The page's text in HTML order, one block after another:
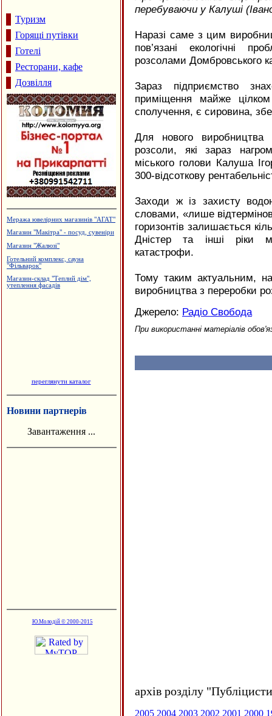
Туризм
Горящі путівки
Готелі
Ресторани, кафе
Дозвілля
"Вігор" - металопластикові вікна та
Ковальські майстерні Новосельських
Ковальська майстерня
переглянути каталог
Новини партнерів
Завантаження ...
Ю.Молодій © 2000-2015
перебуваючи у Калуші
Наразі саме з цим
пов’язані екологічні
розсолами Домбровського
Зараз підприємство
приміщення майже
сполучення, є сировина,
Для нового
розсоли, які зараз
міського голови Калуша
300-відсоткову
Заходи ж із захисту
словами, «лише
горизонтів залишається
Дністер та інші ріки
катастрофи.
Тому таким актуальним,
виробництва з переробки
Джерело: Радіо Свобода
При використанні матеріалів
архів розділу
2005 2004 2003 2002 2001 2000